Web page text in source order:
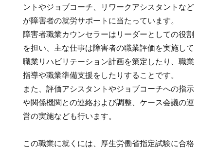
ントやジョブコーチ、リワークアシスタントなど
が障害者の就労サポートに当たっています。
障害者職業カウンセラーはリーダーとしての役割
を担い、主な仕事は障害者の職業評価を実施して
職業リハビリテーション計画を策定したり、職業
指導や職業準備支援をしたりすることです。
また、評価アシスタントやジョブコーチへの指示
や関係機関との連絡および調整、ケース会議の運
営の実施なども行います。
この職業に就くには、厚生労働省指定試験に合格